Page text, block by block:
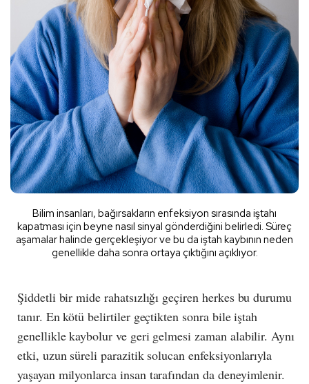
Bilim insanları, bağırsakların enfeksiyon sırasında iştahı
kapatması için beyne nasıl sinyal gönderdiğini belirledi. Süreç
aşamalar halinde gerçekleşiyor ve bu da iştah kaybının neden
genellikle daha sonra ortaya çıktığını açıklıyor.
Şiddetli bir mide rahatsızlığı geçiren herkes bu durumu
tanır. En kötü belirtiler geçtikten sonra bile iştah
genellikle kaybolur ve geri gelmesi zaman alabilir. Aynı
etki, uzun süreli parazitik solucan enfeksiyonlarıyla
yaşayan milyonlarca insan tarafından da deneyimlenir.